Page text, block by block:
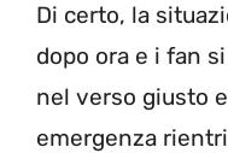
Di certo, la
dopo ora e i fan
nel verso giusto
emergenza